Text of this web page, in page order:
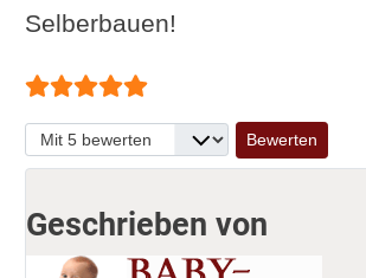
Selberbauen!
Bewertung:
Bitte bewerten
Geschrieben von